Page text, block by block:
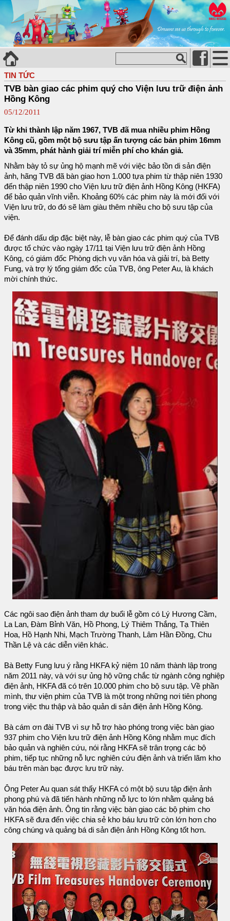
TIN TỨC
TVB bàn giao các phim quý cho Viện lưu trữ điện ảnh
Hồng Kông
05/12/2011
Từ khi thành lập năm 1967, TVB đã mua nhiều phim Hồng
Kông cũ, gồm một bộ sưu tập ấn tượng các bản phim 16mm
và 35mm, phát hành giải trí miễn phí cho khán giả.
Nhằm bày tỏ sự ủng hộ mạnh mẽ với việc bảo tồn di sản điện
ảnh, hãng TVB đã bàn giao hơn 1.000 tựa phim từ thập niên 1930
đến thập niên 1990 cho Viện lưu trữ điện ảnh Hồng Kông (HKFA)
để bảo quản vĩnh viễn. Khoảng 60% các phim này là mới đối với
Viện lưu trữ, do đó sẽ làm giàu thêm nhiều cho bộ sưu tập của
viện.
Để đánh dấu dịp đặc biệt này, lễ bàn giao các phim quý của TVB
được tổ chức vào ngày 17/11 tại Viện lưu trữ điện ảnh Hồng
Kông, có giám đốc Phòng dịch vụ văn hóa và giải trí, bà Betty
Fung, và trợ lý tổng giám đốc của TVB, ông Peter Au, là khách
mời chính thức.
Các ngôi sao điện ảnh tham dự buổi lễ gồm có Lý Hương Cầm,
La Lan, Đàm Bỉnh Văn, Hồ Phong, Lý Thiêm Thắng, Tạ Thiên
Hoa, Hồ Hạnh Nhi, Mạch Trường Thanh, Lâm Hần Đồng, Chu
Thần Lệ và các diễn viên khác.
Bà Betty Fung lưu ý rằng HKFA kỷ niệm 10 năm thành lập trong
năm 2011 này, và với sự ủng hộ vững chắc từ ngành công nghiệp
điện ảnh, HKFA đã có trên 10.000 phim cho bộ sưu tập. Về phần
mình, thư viện phim của TVB là một trong những nơi tiên phong
trong việc thu thập và bảo quản di sản điện ảnh Hồng Kông.
Bà cám ơn đài TVB vì sự hỗ trợ hào phóng trong việc bàn giao
937 phim cho Viện lưu trữ điện ảnh Hồng Kông nhằm mục đích
bảo quản và nghiên cứu, nói rằng HKFA sẽ trân trọng các bộ
phim, tiếp tục những nỗ lực nghiên cứu điện ảnh và triển lãm kho
báu trên màn bạc được lưu trữ này.
Ông Peter Au quan sát thấy HKFA có một bộ sưu tập điện ảnh
phong phú và đã tiến hành những nỗ lực to lớn nhằm quảng bá
văn hóa điện ảnh. Ông tin rằng việc bàn giao các bộ phim cho
HKFA sẽ đưa đến việc chia sẻ kho báu lưu trữ còn lớn hơn cho
công chúng và quảng bá di sản điện ảnh Hồng Kông tốt hơn.